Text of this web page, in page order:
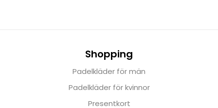
Shopping
Padelkläder för män
Padelkläder för kvinnor
Presentkort